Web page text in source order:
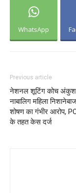
WhatsApp
Previous article
नेशनल शूटिंग कोच अंकुश
नाबालिग महिला
शोषण का गंभीर आरोप,
के तहत केस दर्ज